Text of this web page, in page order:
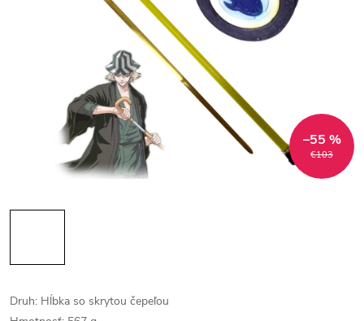
€103
–55 %
Druh: Hĺbka so skrytou čepeľou